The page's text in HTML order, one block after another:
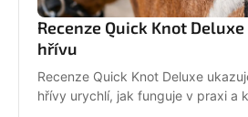
Recenze Quick Knot
hřívu
Recenze Quick Knot Deluxe
hřívy urychlí, jak funguje v praxi a